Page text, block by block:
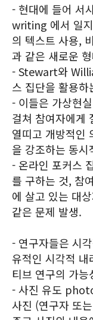
- 현대에 들어 서
writing 에서 일
의 텍스트 사용,
과 같은 새로운
- Stewart와
스 집단을 활용
- 이들은 가상현
걸쳐 참여자에게
열띠고 개방적인
을 강조하는 동
- 온라인 포커스
를 구하는 것, 참
에 살고 있는 대
같은 문제 발생.
- 연구자들은 시
유적인 시각적
티브 연구의 가
- 사진 유도
사진 (연구자 또